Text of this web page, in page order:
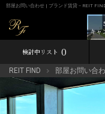
部屋お問い合わせ | ブランド賃貸－REIT
キャ
検討中リスト 0
REIT FIND 部屋お問い合